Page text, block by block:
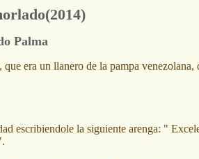
Palma
era un llanero de la pampa venezolana,
escribiendole la siguiente arenga: "